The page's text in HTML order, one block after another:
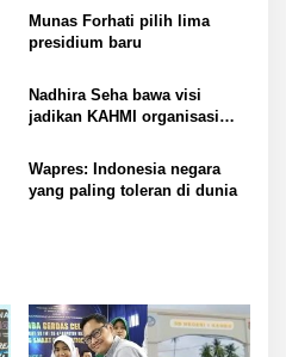
Munas Forhati pilih lima
presidium baru
Nadhira Seha bawa visi
jadikan KAHMI organisasi
Wapres: Indonesia negara
yang paling toleran di dunia